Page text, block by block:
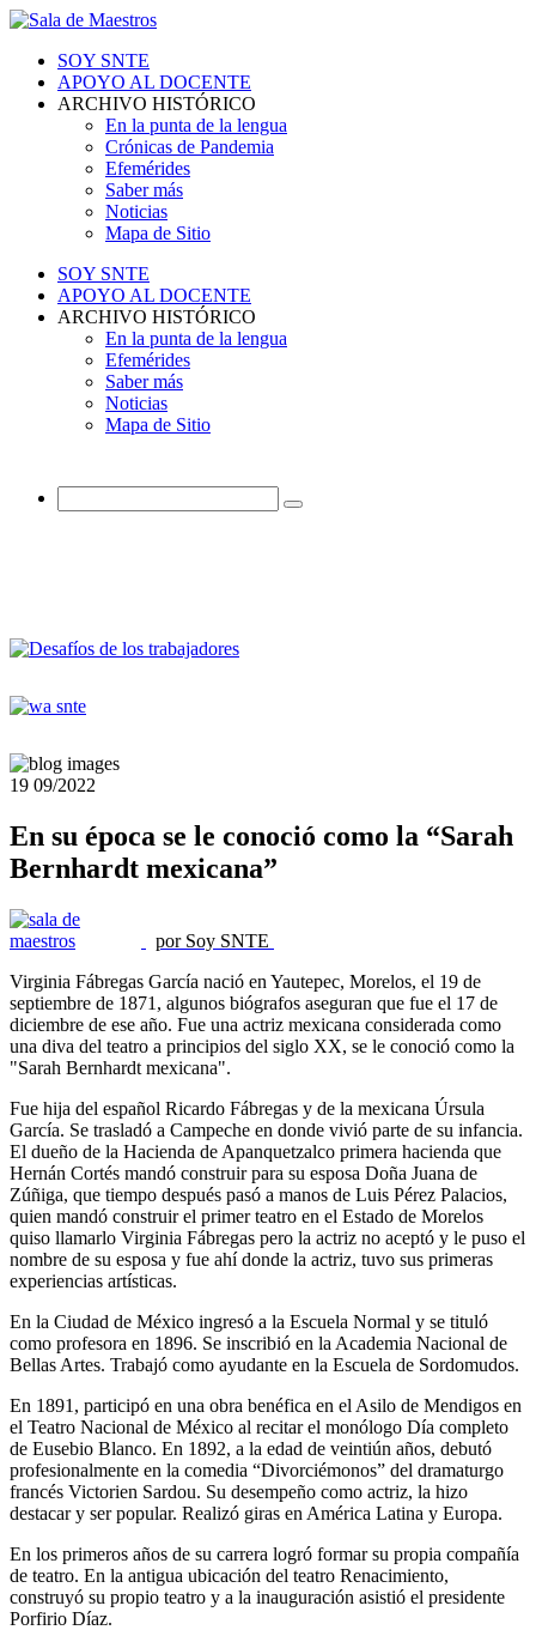
SOY SNTE
APOYO AL DOCENTE
ARCHIVO HISTÓRICO
En la punta de la lengua
Crónicas de Pandemia
Efemérides
Saber más
Noticias
Mapa de Sitio
SOY SNTE
APOYO AL DOCENTE
ARCHIVO HISTÓRICO
En la punta de la lengua
Efemérides
Saber más
Noticias
Mapa de Sitio
19 09/2022
En su época se le conoció como la “Sarah
Bernhardt mexicana”
por Soy SNTE
Virginia Fábregas García nació en Yautepec, Morelos, el 19 de
septiembre de 1871, algunos biógrafos aseguran que fue el 17 de
diciembre de ese año. Fue una actriz mexicana considerada como
una diva del teatro a principios del siglo XX, se le conoció como la
"Sarah Bernhardt mexicana".
Fue hija del español Ricardo Fábregas y de la mexicana Úrsula
García. Se trasladó a Campeche en donde vivió parte de su infancia.
El dueño de la Hacienda de Apanquetzalco primera hacienda que
Hernán Cortés mandó construir para su esposa Doña Juana de
Zúñiga, que tiempo después pasó a manos de Luis Pérez Palacios,
quien mandó construir el primer teatro en el Estado de Morelos
quiso llamarlo Virginia Fábregas pero la actriz no aceptó y le puso el
nombre de su esposa y fue ahí donde la actriz, tuvo sus primeras
experiencias artísticas.
En la Ciudad de México ingresó a la Escuela Normal y se tituló
como profesora en 1896. Se inscribió en la Academia Nacional de
Bellas Artes. Trabajó como ayudante en la Escuela de Sordomudos.
En 1891, participó en una obra benéfica en el Asilo de Mendigos en
el Teatro Nacional de México al recitar el monólogo Día completo
de Eusebio Blanco. En 1892, a la edad de veintiún años, debutó
profesionalmente en la comedia “Divorciémonos” del dramaturgo
francés Victorien Sardou. Su desempeño como actriz, la hizo
destacar y ser popular. Realizó giras en América Latina y Europa.
En los primeros años de su carrera logró formar su propia compañía
de teatro. En la antigua ubicación del teatro Renacimiento,
construyó su propio teatro y a la inauguración asistió el presidente
Porfirio Díaz.